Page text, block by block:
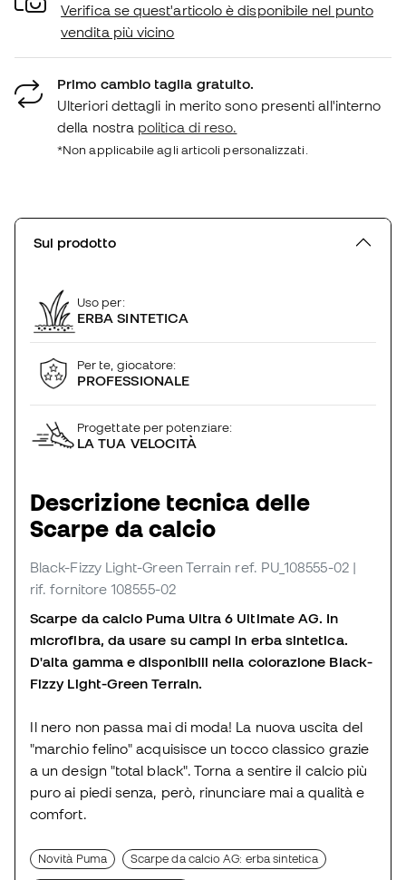
Verifica se quest'articolo è disponibile nel punto
vendita più vicino
Primo cambio taglia gratuito.
Ulteriori dettagli in merito sono presenti all'interno
della nostra politica di reso.
*Non applicabile agli articoli personalizzati.
Sul prodotto
Uso per:
ERBA SINTETICA
Per te, giocatore:
PROFESSIONALE
Progettate per potenziare:
LA TUA VELOCITÀ
Descrizione tecnica delle
Scarpe da calcio
Black-Fizzy Light-Green Terrain ref. PU_108555-02 |
rif. fornitore 108555-02
Scarpe da calcio Puma Ultra 6 Ultimate AG. In
microfibra, da usare su campi in erba sintetica.
D'alta gamma e disponibili nella colorazione Black-
Fizzy Light-Green Terrain.
Il nero non passa mai di moda! La nuova uscita del
"marchio felino" acquisisce un tocco classico grazie
a un design "total black". Torna a sentire il calcio più
puro ai piedi senza, però, rinunciare mai a qualità e
comfort.
Novità Puma Scarpe da calcio AG: erba sintetica